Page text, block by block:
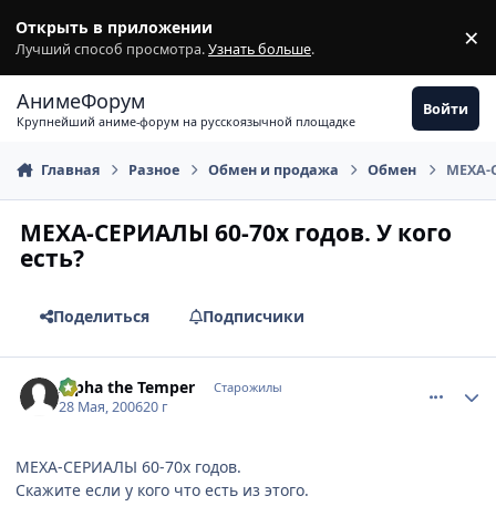
Открыть в приложении
Лучший способ просмотра.Узнать больше. ×
АнимеФорум
Крупнейший аниме-форум на русскоязычной площадке
Войти
Главная Разное Обмен и продажа Обмен МЕХА-
МЕХА-СЕРИАЛЫ 60-70х годов. У кого
есть?
Поделиться Подписчики
Alpha the Temper Старожилы
28 Мая, 200620 г
МЕХА-СЕРИАЛЫ 60-70х годов.
Скажите если у кого что есть из этого.